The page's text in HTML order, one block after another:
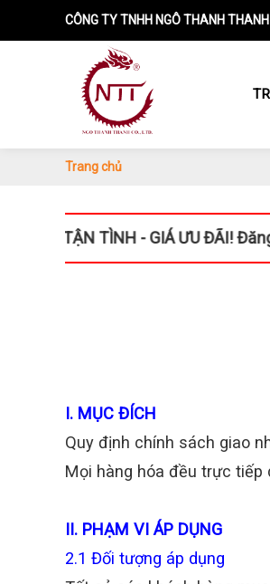
CÔNG TY TNHH NGÔ THANH
Trang chủ
TÌNH - GIÁ ƯU ĐÃI! Đăng ký
I. MỤC ĐÍCH
Quy định chính sách giao
Mọi hàng hóa đều trực tiếp
II. PHẠM VI ÁP DỤNG
2.1 Đối tượng áp dụng